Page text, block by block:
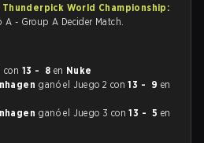
Thunderpick World Championship:
A - Group A Decider Match.
con 13 - 8 en Nuke
ganó el Juego 2 con13 - 9 en
ganó el Juego 3 con13 - 5 en